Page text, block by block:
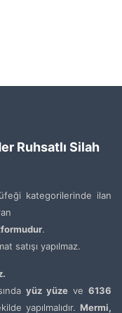
Ruhsatlı Silah
kategorilerinde ilan
.
satışı yapılmaz.
yüz yüze ve6136
yapılmalıdır. Mermi,